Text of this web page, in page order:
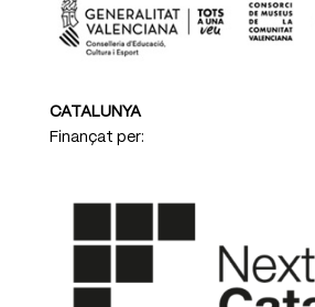
CATALUNYA
Finançat per: